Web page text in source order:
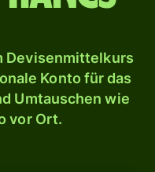
Devisenmittelkurs
Konto für das
Umtauschen wie
vor Ort.